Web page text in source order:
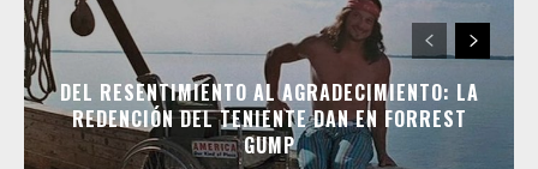
DEL RESENTIMIENTO AL AGRADECIMIENTO: LA
REDENCIÓN DEL TENIENTE DAN EN FORREST
GUMP